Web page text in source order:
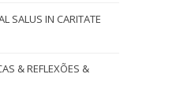
SALUS IN CARITATE
& REFLEXÕES &